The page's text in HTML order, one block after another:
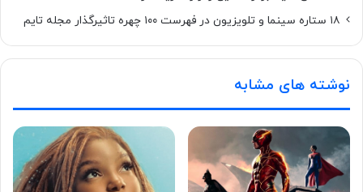
۱۸ ستاره‌ سینما و تلویزیون در فهرست ۱۰۰ چهره تاثیرگذار مجله تایم
نوشته های مشابه